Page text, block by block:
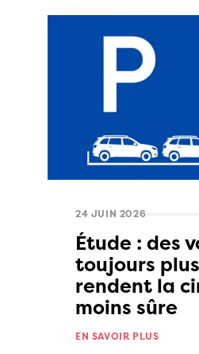
24 JUIN 2026
Étude : des
toujours
rendent la
moins sûre
EN SAVOIR PLUS